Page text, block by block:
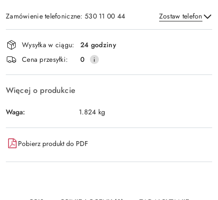
Zamówienie telefoniczne: 530 11 00 44 Zostaw telefon
Wyślij
Dostępność
i
dostawa
Wysyłka w ciągu:
24 godziny
Cena przesyłki:
0
Więcej o produkcie
Waga: 1.824 kg
Pobierz produkt do PDF